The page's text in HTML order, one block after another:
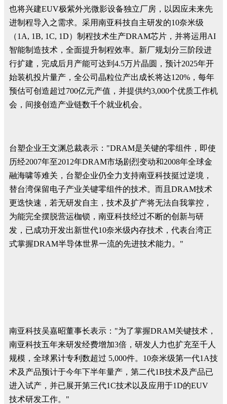
也将兴建EUV极紫外光微影设备独立厂房，以因应未来先
进制程导入之需求。采用南亚科技自主研发的10奈米级
（1A, 1B, 1C, 1D）制程技术生产DRAM芯片，并将运用AI
智能制造技术，全面提升制程效率。新厂规划分三阶段进
行扩建，完成后月产能可达到4.5万片晶圆，预计2025年开
始装机投片量产，全公司晶粒位产出成长将达120%，每年
预估可创造超过700亿元产值，并提供约3,000个优质工作机
会，间接创造产业链数千个就业机会。
台塑企业王文渊总裁表示："DRAM是关键的零组件，即使
历经2007年至2012年DRAM市场剧烈变动和2008年全球金
融海啸等难关，台塑企业仍全力支持南亚科技挺过逆境，
替台湾保留电子产业关键零组件的技术。而且DRAM技术
更迭快速，若无研发自主，技术及扩产将无法自我掌控，
为能完全摆脱营运枷锁，南亚科技经过不断的创新与研
发，已成功开发出新世代10奈米级内存技术，代表台湾正
式掌握DRAM半导体世界一流的先进技术能力。"
南亚科技吴嘉昭董事长表示："为了掌握DRAM关键技术，
南亚科技五年来研发经费增加3倍，研发人力也扩充至千人
规模，全球累计专利数超过 5,000件。10奈米级第一代1A技
术及产品预计于今年下半年量产，第二代1B技术及产品已
进入试产，并已展开第三代1C技术以及应用于1D的EUV
技术研发工作。"